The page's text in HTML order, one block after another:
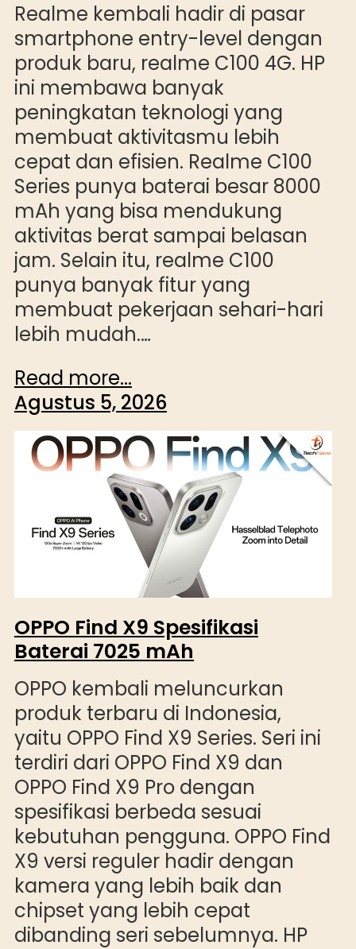
Realme kembali hadir di pasar
smartphone entry-level dengan
produk baru, realme C100 4G. HP
ini membawa banyak
peningkatan teknologi yang
membuat aktivitasmu lebih
cepat dan efisien. Realme C100
Series punya baterai besar 8000
mAh yang bisa mendukung
aktivitas berat sampai belasan
jam. Selain itu, realme C100
punya banyak fitur yang
membuat pekerjaan sehari-hari
lebih mudah.…
Read more...
Agustus 5, 2026
OPPO Find X9 Spesifikasi
Baterai 7025 mAh
OPPO kembali meluncurkan
produk terbaru di Indonesia,
yaitu OPPO Find X9 Series. Seri ini
terdiri dari OPPO Find X9 dan
OPPO Find X9 Pro dengan
spesifikasi berbeda sesuai
kebutuhan pengguna. OPPO Find
X9 versi reguler hadir dengan
kamera yang lebih baik dan
chipset yang lebih cepat
dibanding seri sebelumnya. HP